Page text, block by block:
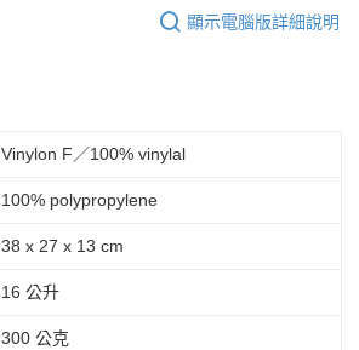
顯示電腦版詳細說明
Vinylon F／100% vinylal
100% polypropylene
38 x 27 x 13 cm
16 公升
300 公克